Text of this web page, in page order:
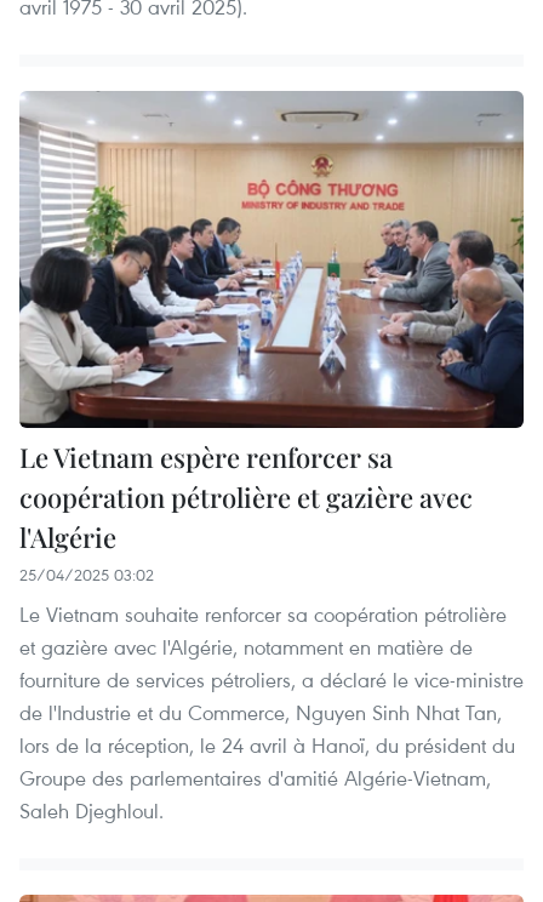
avril 1975 - 30 avril 2025).
Le Vietnam espère renforcer sa
coopération pétrolière et gazière avec
l'Algérie
25/04/2025 03:02
Le Vietnam souhaite renforcer sa coopération pétrolière
et gazière avec l'Algérie, notamment en matière de
fourniture de services pétroliers, a déclaré le vice-ministre
de l'Industrie et du Commerce, Nguyen Sinh Nhat Tan,
lors de la réception, le 24 avril à Hanoï, du président du
Groupe des parlementaires d'amitié Algérie-Vietnam,
Saleh Djeghloul.